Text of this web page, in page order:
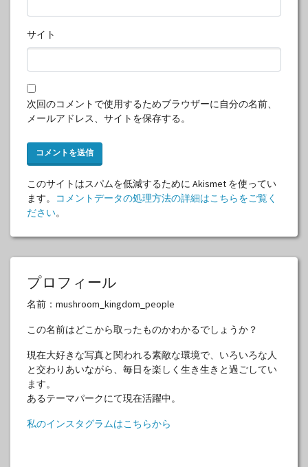
サイト
次回のコメントで使用するためブラウザーに自分の名前、
メールアドレス、サイトを保存する。
このサイトはスパムを低減するために Akismet を使ってい
ます。
コメントデータの処理方法の詳細はこちらをご覧く
ださい。
プロフィール
名前：mushroom_kingdom_people
この名前はどこから取ったものかわかるでしょうか？
現在大好きな写真と関われる素敵な環境で、いろいろな人
と交わりあいながら、毎日を楽しく生き生きと過ごしてい
ます。
あるテーマパークにて現在活躍中。
私のインスタグラムはこちらから